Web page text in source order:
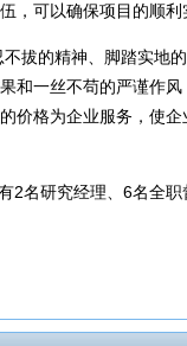
，可以确保项目的顺利
拔的精神、脚踏实地
和一丝不苟的严谨作
价格为企业服务，使
名研究经理、6名全